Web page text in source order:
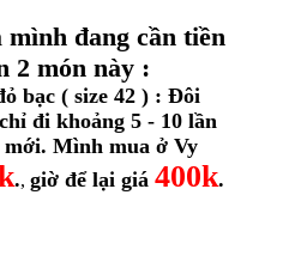
đang cần tiền
2 món này :
bạc ( size 42 ) : Đôi
đi khoảng 5 - 10 lần
mới. Mình mua ở Vy
., giờ để lại giá 400k.